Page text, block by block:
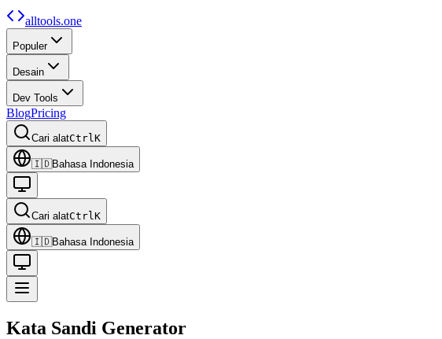
alltools.one
Populer
Desain
Dev Tools
BlogPricing
Cari alatCtrlK
🇮🇩Bahasa Indonesia
Cari alatCtrlK
🇮🇩Bahasa Indonesia
Kata Sandi Generator